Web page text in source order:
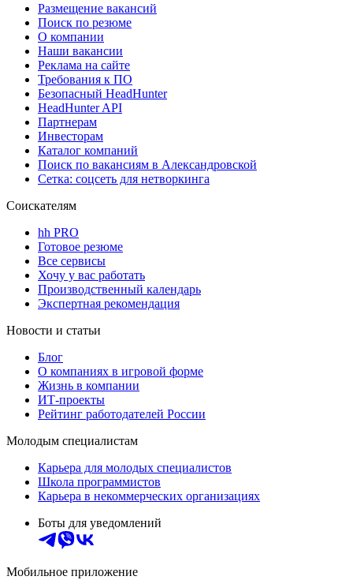
Размещение вакансий
Поиск по резюме
О компании
Наши вакансии
Реклама на сайте
Требования к ПО
Безопасный HeadHunter
HeadHunter API
Партнерам
Инвесторам
Каталог компаний
Поиск по вакансиям в Александровской
Сетка: соцсеть для нетворкинга
Соискателям
hh PRO
Готовое резюме
Все сервисы
Хочу у вас работать
Производственный календарь
Экспертная рекомендация
Новости и статьи
Блог
О компаниях в игровой форме
Жизнь в компании
ИТ-проекты
Рейтинг работодателей России
Молодым специалистам
Карьера для молодых специалистов
Школа программистов
Карьера в некоммерческих организациях
Боты для уведомлений
Мобильное приложение